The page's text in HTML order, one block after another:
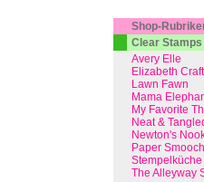
Shop-
Clear Stamps
Avery Elle
Elizabeth
Lawn Fawn
Mama
My Favorite
Neat &
Newton's
Paper
Stempelküche
The Alleyway